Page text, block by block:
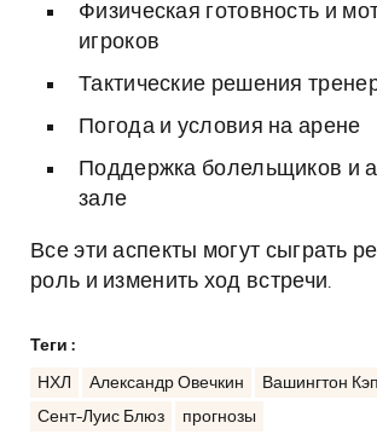
Физическая готовность и
игроков
Тактические решения
Погода и условия на арене
Поддержка болельщиков и
зале
Все эти аспекты могут сыграть
роль и изменить ход встречи.
Теги :
НХЛ Александр Овечкин
Вашингтон
Сент-Луис Блюз
прогнозы